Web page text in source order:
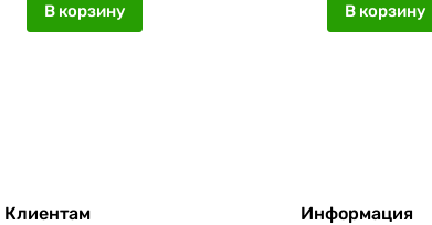
В корзину В корзину
Клиентам Информация